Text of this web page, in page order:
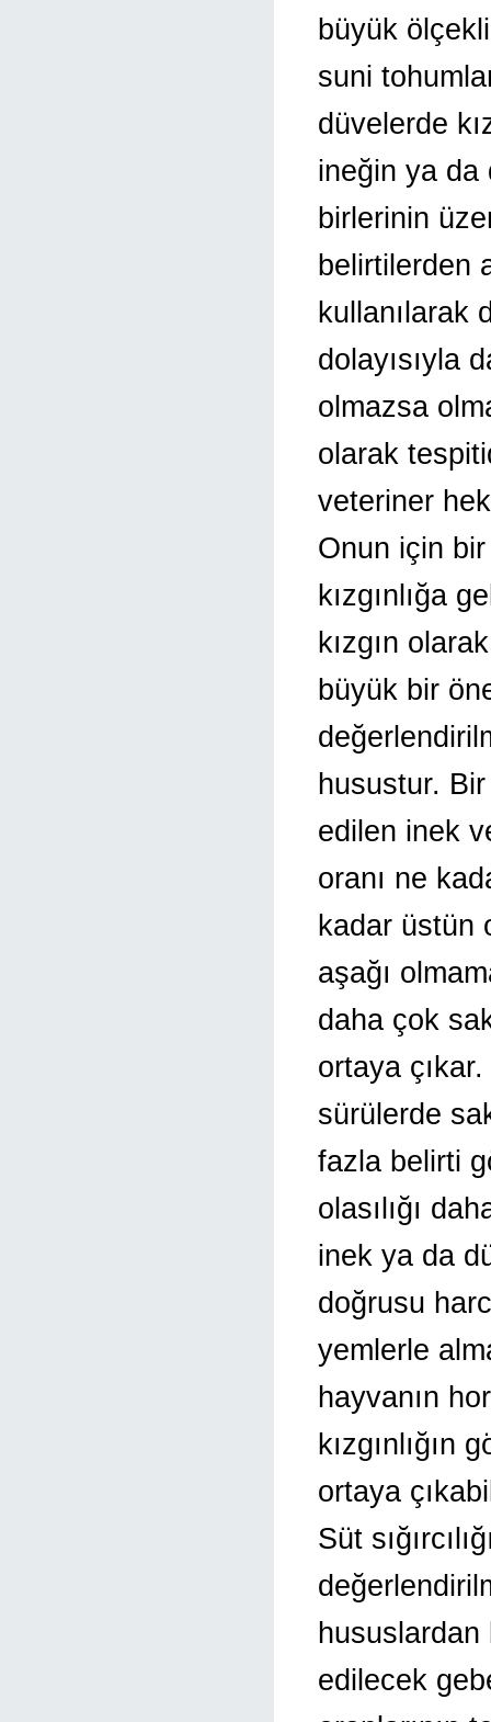
büyük
suni
düvelerde
ineğin ya da
birlerinin
belirtilerden
kullanılarak
dolayısıyla
olmazsa
olarak
veteriner
Onun için
kızgınlığa
kızgın
büyük bir
husustur. Bir
edilen inek
oranı ne
kadar üstün
aşağı
daha çok
ortaya
sürülerde
fazla belirti
olasılığı
inek ya da
doğrusu
yemlerle
hayvanın
ortaya
Süt
hususlardan
edilecek